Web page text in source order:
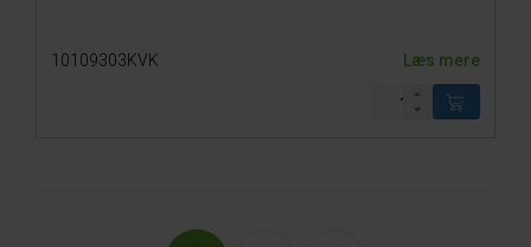
10109303KVK Læs mere